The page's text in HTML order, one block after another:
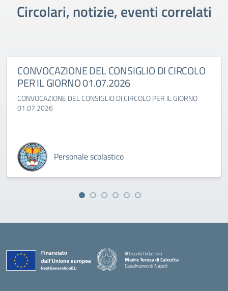
Circolari, notizie, eventi correlati
CONVOCAZIONE DEL CONSIGLIO DI CIRCOLO
PER IL GIORNO 01.07.2026
CONVOCAZIONE DEL CONSIGLIO DI CIRCOLO PER IL GIORNO
01.07.2026
Personale scolastico
III Circolo Didattico
Madre Teresa di Calcutta
Casalnuovo di Napoli
— Visita la pagina iniziale della scuola